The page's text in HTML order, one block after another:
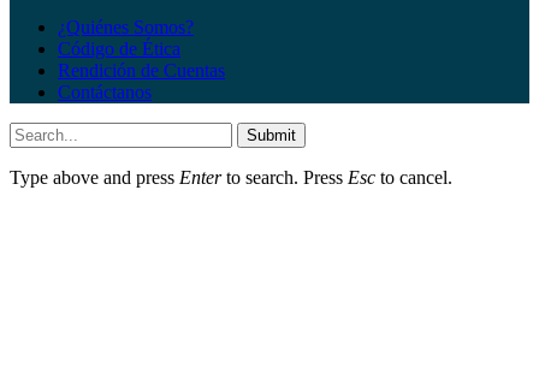
¿Quiénes Somos?
Código de Ética
Rendición de Cuentas
Contáctanos
Submit
Type above and press Enterto search. Press Esc to cancel.